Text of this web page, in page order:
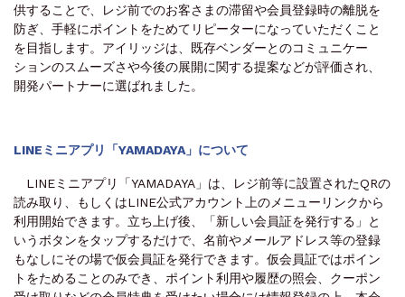
供することで、レジ前でのお客さまの滞留や会員登録時の離脱を
防ぎ、手軽にポイントをためてリピーターになっていただくこと
を目指します。アイリッジは、既存ベンダーとのコミュニケー
ションのスムーズさや今後の展開に関する提案などが評価され、
開発パートナーに選ばれました。
LINEミニアプリ「YAMADAYA」について
LINEミニアプリ「YAMADAYA」は、レジ前等に設置されたQRの
読み取り、もしくはLINE公式アカウント上のメニューリンクから
利用開始できます。立ち上げ後、「新しい会員証を発行する」と
いうボタンをタップするだけで、名前やメールアドレス等の登録
もなしにその場で仮会員証を発行できます。仮会員証ではポイン
トをためることのみでき、ポイント利用や履歴の照会、クーポン